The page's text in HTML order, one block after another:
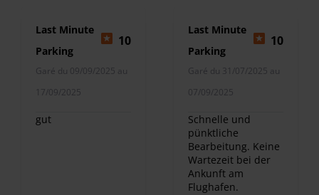
Last Minute
Parking
10
Garé du 09/09/2025 au
17/09/2025
gut
Last Minute
Parking
10
Garé du 31/07/2025 au
07/09/2025
Schnelle und
pünktliche
Bearbeitung. Keine
Wartezeit bei der
Ankunft am
Flughafen.